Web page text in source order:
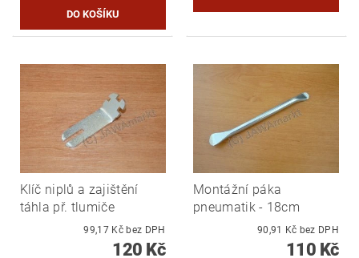
Klíč niplů a zajištění
táhla př. tlumiče
99,17 Kč bez DPH
120 Kč
Montážní páka
pneumatik - 18cm
90,91 Kč bez DPH
110 Kč